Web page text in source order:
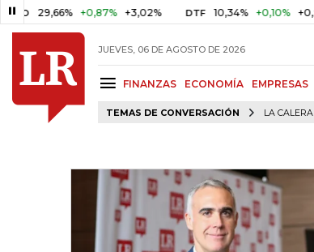
+0,87% +3,02% DTF 10,34% +0,10% +0,98%
JUEVES, 06 DE AGOSTO DE 2026
FINANZAS ECONOMÍA EMPRESAS
TEMAS DE CONVERSACIÓN LA CALERA